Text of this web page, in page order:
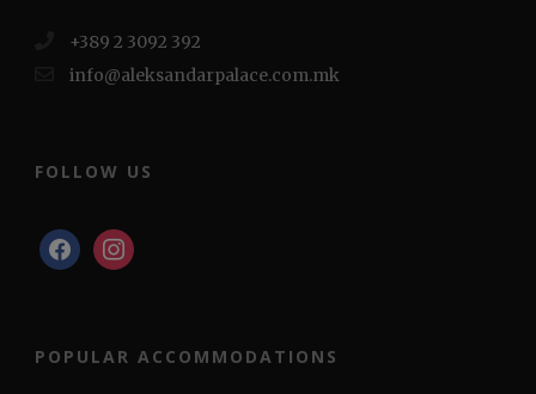
+389 2 3092 392
info@aleksandarpalace.com.mk
FOLLOW US
facebookinstagram
POPULAR ACCOMMODATIONS